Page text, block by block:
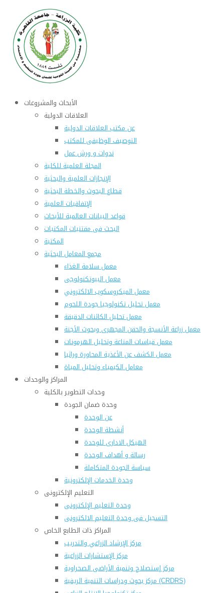
الأبحاث والمشروعات
العلاقات الدولية
عن مكتب العلاقات الدولية
التوصيف الوظيفى للمكتب
ندوات و ورش عمل
المجلة العلمية للكلية
الإنجازات العلمية والبحثية
قطاع البحوث والخطة البحثية
الإتفاقيات العلمية
قواعد البيانات العالمية للأبحاث
البحث فى مقتنيات المكتبات
المكتبة
مجمع المعامل البحثية
معمل سلامة الغذاء
معمل البيوتكنولوجى
معمل الميكروسكوب الالكتروني
معمل تحليل تكنولوجيا جودة اللحوم
معمل تحليل الكائنات الدقيقة
معمل زراعة الأنسجة والحقن المجهرى وبحوث الأجنة
معمل قياسات المناعة وتحليل الهرمونات
معمل الكشف عن الأغذية المحاورة وراثيا
معامل الكيمياء وتحليل المياة
المراكز والوحدات
وحدات التطوير بالكلية
وحدة ضمان الجودة
عن الوحدة
أنشطة الوحدة
الهيكل الادارى للوحدة
رسالة و أهداف الوحدة
سياسة الجودة المتكاملة
وحدة الخدمات الإلكترونية
التعليم الإلكترونى
وحدة التعليم الإلكترونى
التسجيل فى وحدة التعليم الالكترونى
المراكز ذات الطابع الخاص
مركز الإرشاد الزراعي والتدريب
مركز الإستشارات الزراعية
مركز إستصلاح وتنمية الأراضى الصحراوية
مركز بحوث ودراسات التنمية الريفية (CRDRS)